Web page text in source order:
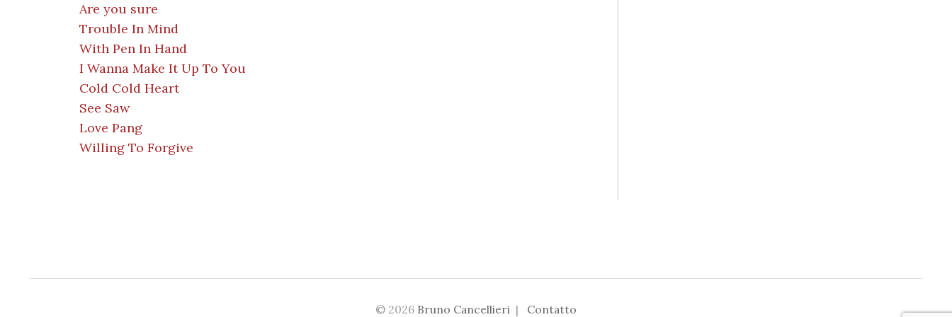
Are you sure
Trouble In Mind
With Pen In Hand
I Wanna Make It Up To You
Cold Cold Heart
See Saw
Love Pang
Willing To Forgive
© 2026 Bruno Cancellieri | Contatto